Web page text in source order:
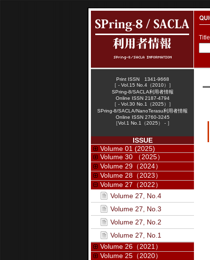
Title
Print ISSN 1341-9668
［ - Vol.15 No.4（2010）］
SPring-8/SACLA利用者情報
Online ISSN 2187-4794
［ - Vol.30 No.1（2025）］
SPring-8/SACLA/NanoTerasu利用者情報
Online ISSN 2760-3245
［Vol.1 No.1（2025） - ］
ISSUE
Volume 01 (2025)
Volume 30 （2025）
Volume 29（2024）
Volume 28（2023）
Volume 27（2022）
Volume 27, No.4
Volume 27, No.3
Volume 27, No.2
Volume 27, No.1
Volume 26（2021）
Volume 25（2020）